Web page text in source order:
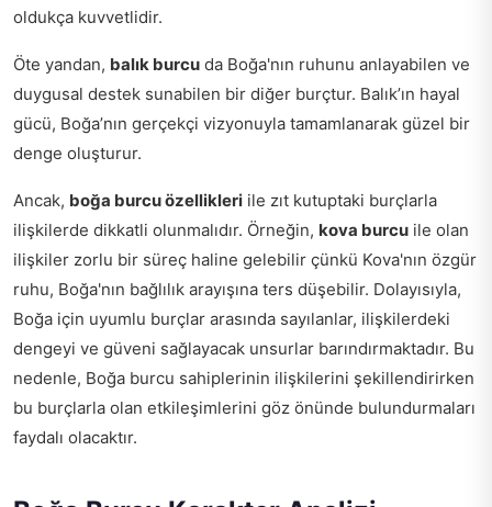
oldukça kuvvetlidir.
Öte yandan, balık burcu da Boğa'nın ruhunu anlayabilen ve
duygusal destek sunabilen bir diğer burçtur. Balık’ın hayal
gücü, Boğa’nın gerçekçi vizyonuyla tamamlanarak güzel bir
denge oluşturur.
Ancak, boğa burcu özellikleri ile zıt kutuptaki burçlarla
ilişkilerde dikkatli olunmalıdır. Örneğin, kova burcu ile olan
ilişkiler zorlu bir süreç haline gelebilir çünkü Kova'nın özgür
ruhu, Boğa'nın bağlılık arayışına ters düşebilir. Dolayısıyla,
Boğa için uyumlu burçlar arasında sayılanlar, ilişkilerdeki
dengeyi ve güveni sağlayacak unsurlar barındırmaktadır. Bu
nedenle, Boğa burcu sahiplerinin ilişkilerini şekillendirirken
bu burçlarla olan etkileşimlerini göz önünde bulundurmaları
faydalı olacaktır.